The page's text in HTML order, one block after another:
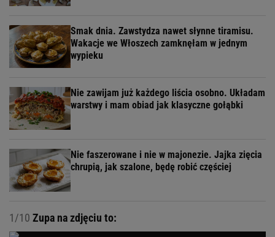
Smak dnia. Zawstydza nawet słynne tiramisu.
Wakacje we Włoszech zamknęłam w jednym
wypieku
Nie zawijam już każdego liścia osobno. Układam
warstwy i mam obiad jak klasyczne gołąbki
Nie faszerowane i nie w majonezie. Jajka zięcia
chrupią, jak szalone, będę robić częściej
1/10 Zupa na zdjęciu to: